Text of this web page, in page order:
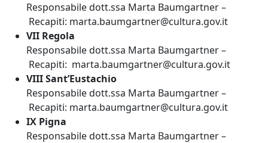
Responsabile dott.ssa Marta Baumgartner –
Recapiti: marta.baumgartner@cultura.gov.it
VII Regola
Responsabile dott.ssa Marta Baumgartner –
Recapiti: marta.baumgartner@cultura.gov.it
VIII Sant’Eustachio
Responsabile dott.ssa Marta Baumgartner –
Recapiti: marta.baumgartner@cultura.gov.it
IX Pigna
Responsabile dott.ssa Marta Baumgartner –